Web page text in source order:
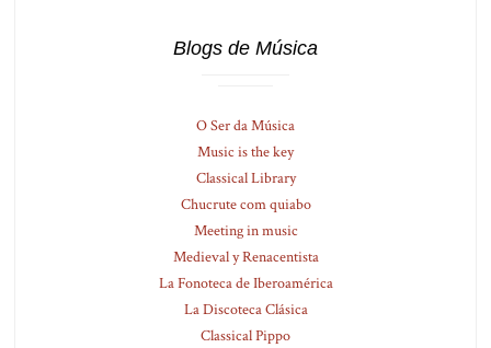
Blogs de Música
O Ser da Música
Music is the key
Classical Library
Chucrute com quiabo
Meeting in music
Medieval y Renacentista
La Fonoteca de Iberoamérica
La Discoteca Clásica
Classical Pippo